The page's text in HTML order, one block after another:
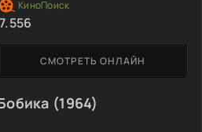
(1964)
СМОТРЕТЬ ОНЛАЙН
7.556